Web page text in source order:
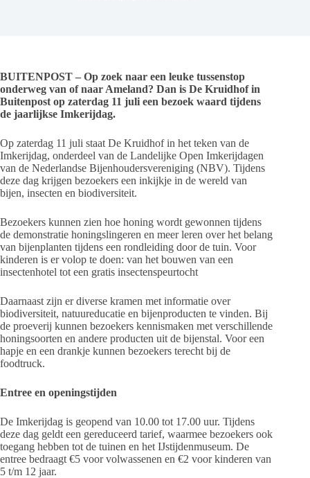
BUITENPOST – Op zoek naar een leuke tussenstop
onderweg van of naar Ameland? Dan is De Kruidhof in
Buitenpost op zaterdag 11 juli een bezoek waard tijdens
de jaarlijkse Imkerijdag.
Op zaterdag 11 juli staat De Kruidhof in het teken van de
Imkerijdag, onderdeel van de Landelijke Open Imkerijdagen
van de Nederlandse Bijenhoudersvereniging (NBV). Tijdens
deze dag krijgen bezoekers een inkijkje in de wereld van
bijen, insecten en biodiversiteit.
Bezoekers kunnen zien hoe honing wordt gewonnen tijdens
de demonstratie honingslingeren en meer leren over het belang
van bijenplanten tijdens een rondleiding door de tuin. Voor
kinderen is er volop te doen: van het bouwen van een
insectenhotel tot een gratis insectenspeurtocht
Daarnaast zijn er diverse kramen met informatie over
biodiversiteit, natuureducatie en bijenproducten te vinden. Bij
de proeverij kunnen bezoekers kennismaken met verschillende
honingsoorten en andere producten uit de bijenstal. Voor een
hapje en een drankje kunnen bezoekers terecht bij de
foodtruck.
Entree en openingstijden
De Imkerijdag is geopend van 10.00 tot 17.00 uur. Tijdens
deze dag geldt een gereduceerd tarief, waarmee bezoekers ook
toegang hebben tot de tuinen en het IJstijdenmuseum. De
entree bedraagt €5 voor volwassenen en €2 voor kinderen van
5 t/m 12 jaar.